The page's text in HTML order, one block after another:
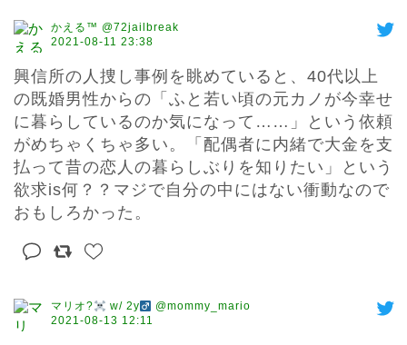
かえる™ @72jailbreak
2021-08-11 23:38
興信所の人捜し事例を眺めていると、40代以上
の既婚男性からの「ふと若い頃の元カノが今幸せ
に暮らしているのか気になって……」という依頼
がめちゃくちゃ多い。「配偶者に内緒で大金を支
払って昔の恋人の暮らしぶりを知りたい」という
欲求is何？？マジで自分の中にはない衝動なので
おもしろかった。
マリオ?‍ w/ 2y
@mommy_mario
2021-08-13 12:11